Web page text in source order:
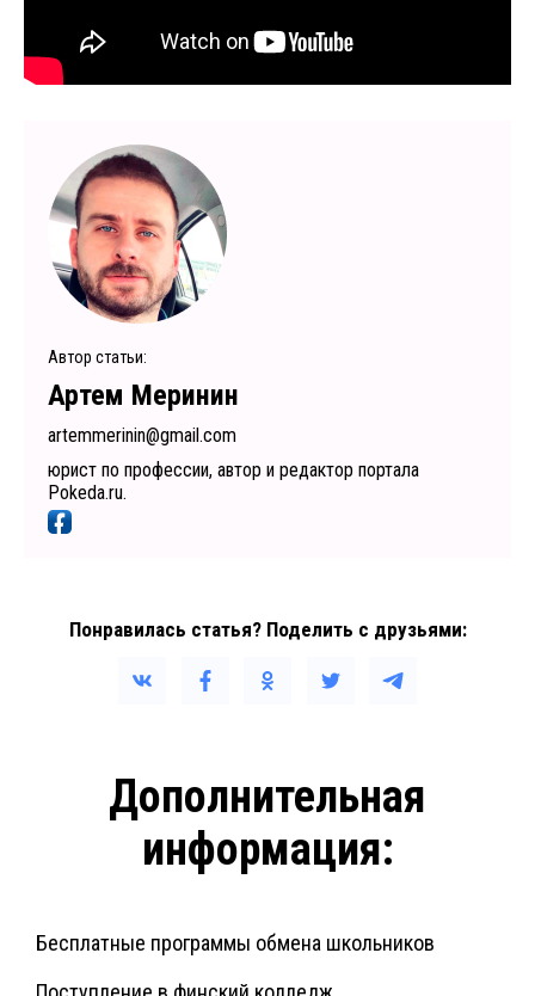
Автор статьи:
Артем Меринин
artemmerinin@gmail.com
юрист по профессии, автор и редактор портала
Pokeda.ru.
Понравилась статья? Поделить с друзьями:
Дополнительная
информация:
Бесплатные программы обмена школьников